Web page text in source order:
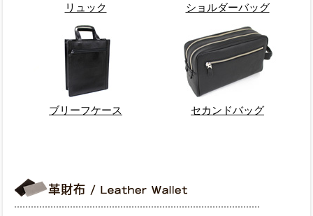
リュック ショルダーバッグ
ブリーフケース セカンドバッグ